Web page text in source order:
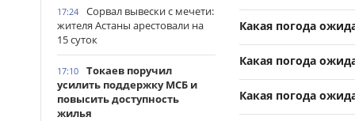
17:24
Сорвал вывески с мечети:
жителя Астаны арестовали на
15 суток
17:10
Токаев поручил
усилить поддержку МСБ и
повысить доступность
жилья
Какая погода
Какая погода
Какая погода